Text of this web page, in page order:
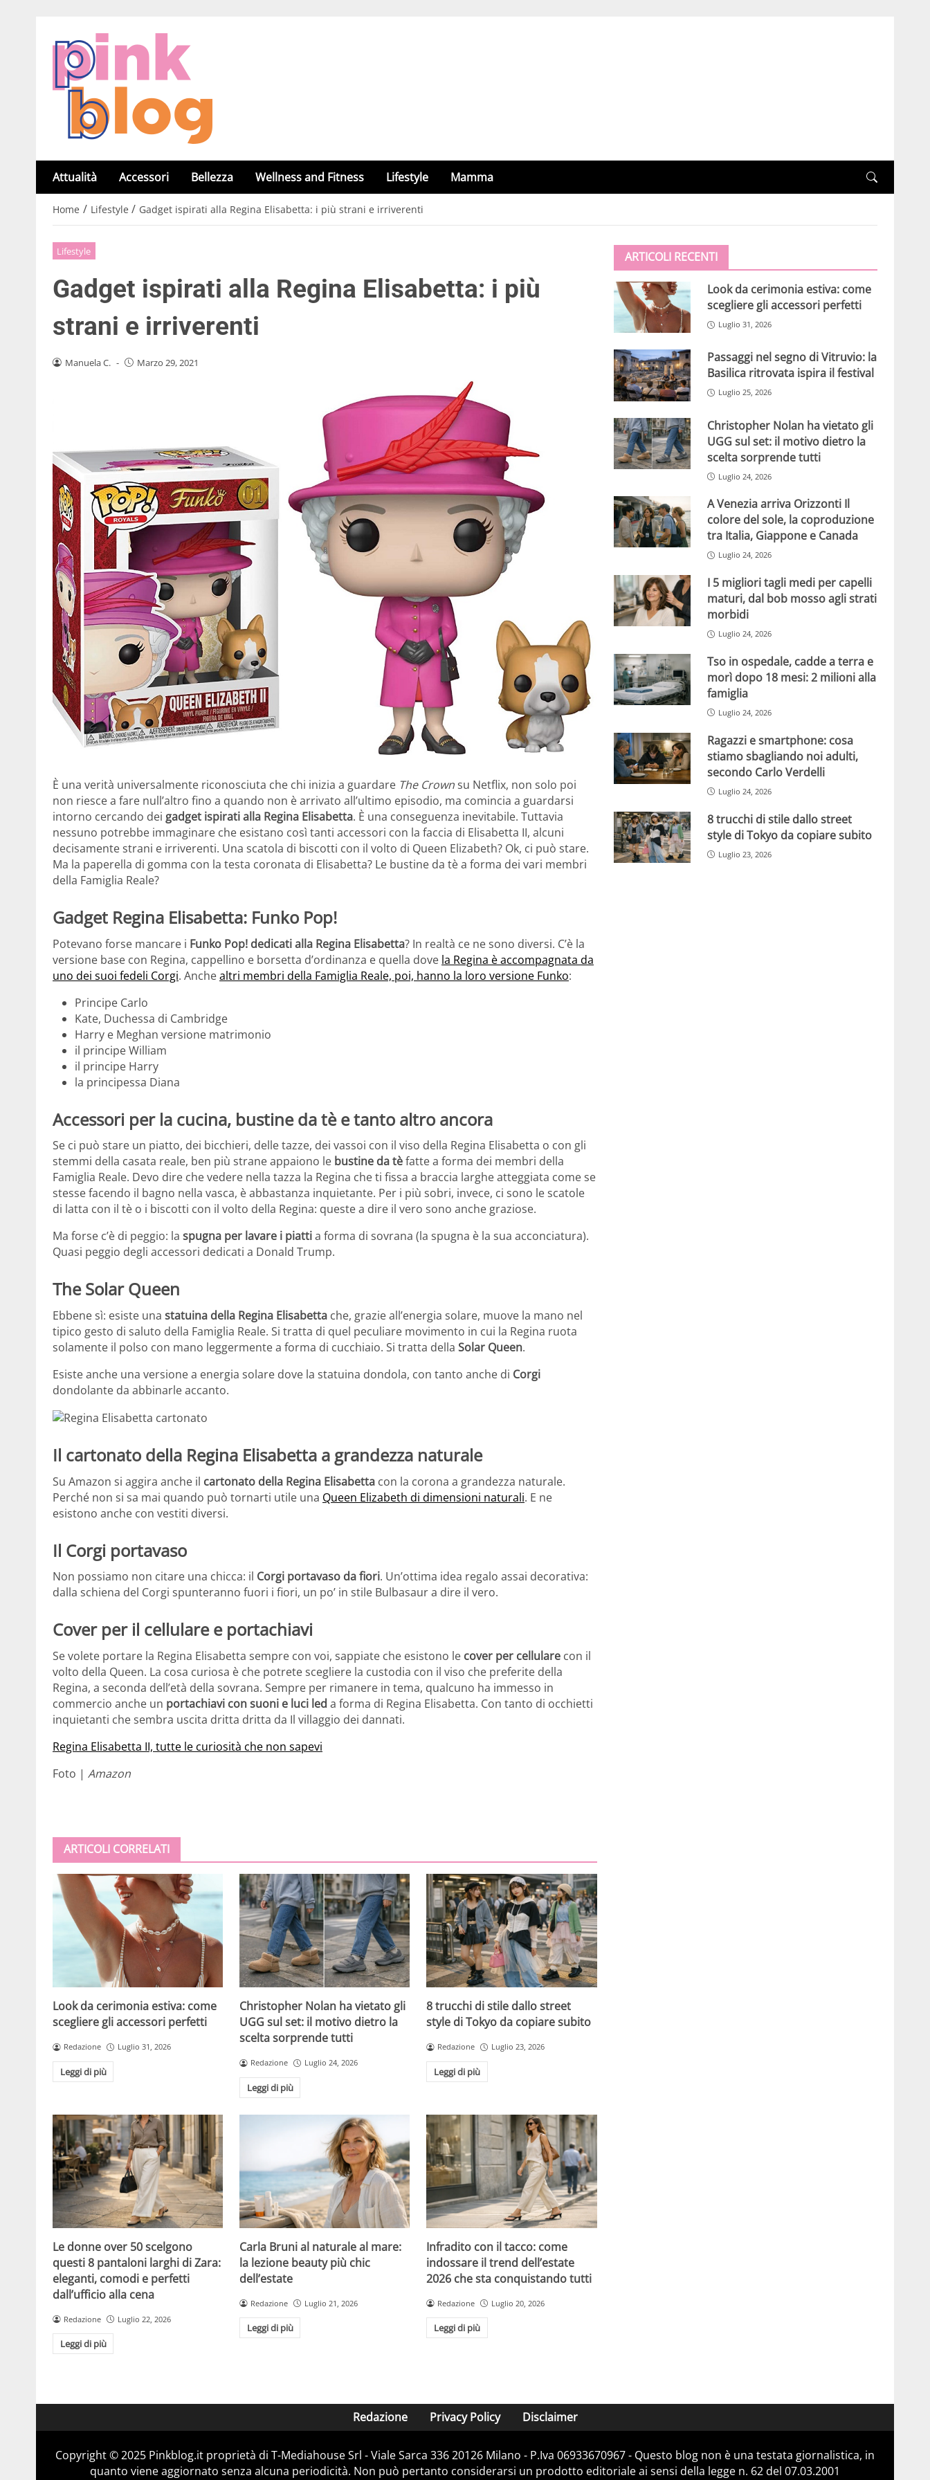
Attualità Accessori Bellezza Wellness and Fitness Lifestyle Mamma
Home / Lifestyle / Gadget ispirati alla Regina Elisabetta: i più strani e irriverenti
Lifestyle
Gadget ispirati alla Regina Elisabetta: i più
strani e irriverenti
Manuela C. - Marzo 29, 2021
È una verità universalmente riconosciuta che chi inizia a guardare The Crownsu Netflix, non solo poi
non riesce a fare null’altro fino a quando non è arrivato all’ultimo episodio, ma comincia a guardarsi
intorno cercando dei gadget ispirati alla Regina Elisabetta. È una conseguenza inevitabile. Tuttavia
nessuno potrebbe immaginare che esistano così tanti accessori con la faccia di Elisabetta II, alcuni
decisamente strani e irriverenti. Una scatola di biscotti con il volto di Queen Elizabeth? Ok, ci può stare.
Ma la paperella di gomma con la testa coronata di Elisabetta? Le bustine da tè a forma dei vari membri
della Famiglia Reale?
Gadget Regina Elisabetta: Funko Pop!
Potevano forse mancare i Funko Pop! dedicati alla Regina Elisabetta? In realtà ce ne sono diversi. C’è la
versione base con Regina, cappellino e borsetta d’ordinanza e quella dove la Regina è accompagnata da
uno dei suoi fedeli Corgi. Anchealtri membri della Famiglia Reale, poi, hanno la loro versione Funko:
Principe Carlo
Kate, Duchessa di Cambridge
Harry e Meghan versione matrimonio
il principe William
il principe Harry
la principessa Diana
Accessori per la cucina, bustine da tè e tanto altro ancora
Se ci può stare un piatto, dei bicchieri, delle tazze, dei vassoi con il viso della Regina Elisabetta o con gli
stemmi della casata reale, ben più strane appaiono le bustine da tèfatte a forma dei membri della
Famiglia Reale. Devo dire che vedere nella tazza la Regina che ti fissa a braccia larghe atteggiata come se
stesse facendo il bagno nella vasca, è abbastanza inquietante. Per i più sobri, invece, ci sono le scatole
di latta con il tè o i biscotti con il volto della Regina: queste a dire il vero sono anche graziose.
Ma forse c’è di peggio: la spugna per lavare i piattia forma di sovrana (la spugna è la sua acconciatura).
Quasi peggio degli accessori dedicati a Donald Trump.
The Solar Queen
Ebbene sì: esiste una statuina della Regina Elisabetta che, grazie all’energia solare, muove la mano nel
tipico gesto di saluto della Famiglia Reale. Si tratta di quel peculiare movimento in cui la Regina ruota
solamente il polso con mano leggermente a forma di cucchiaio. Si tratta della Solar Queen.
Esiste anche una versione a energia solare dove la statuina dondola, con tanto anche di Corgi
dondolante da abbinarle accanto.
Il cartonato della Regina Elisabetta a grandezza naturale
Su Amazon si aggira anche il cartonato della Regina Elisabetta con la corona a grandezza naturale.
Perché non si sa mai quando può tornarti utile una Queen Elizabeth di dimensioni naturali. E ne
esistono anche con vestiti diversi.
Il Corgi portavaso
Non possiamo non citare una chicca: il Corgi portavaso da fiori. Un’ottima idea regalo assai decorativa:
dalla schiena del Corgi spunteranno fuori i fiori, un po’ in stile Bulbasaur a dire il vero.
Cover per il cellulare e portachiavi
Se volete portare la Regina Elisabetta sempre con voi, sappiate che esistono le cover per cellulare con il
volto della Queen. La cosa curiosa è che potrete scegliere la custodia con il viso che preferite della
Regina, a seconda dell’età della sovrana. Sempre per rimanere in tema, qualcuno ha immesso in
commercio anche un portachiavi con suoni e luci led a forma di Regina Elisabetta. Con tanto di occhietti
inquietanti che sembra uscita dritta dritta da Il villaggio dei dannati.
Regina Elisabetta II, tutte le curiosità che non sapevi
Foto | Amazon
ARTICOLI CORRELATI
Look da cerimonia estiva: come
scegliere gli accessori perfetti
Redazione Luglio 31, 2026
Leggi di più
Christopher Nolan ha vietato gli
UGG sul set: il motivo dietro la
scelta sorprende tutti
Redazione Luglio 24, 2026
Leggi di più
8 trucchi di stile dallo street
style di Tokyo da copiare subito
Redazione Luglio 23, 2026
Leggi di più
Le donne over 50 scelgono
questi 8 pantaloni larghi di Zara:
eleganti, comodi e perfetti
dall’ufficio alla cena
Redazione Luglio 22, 2026
Leggi di più
Carla Bruni al naturale al mare:
la lezione beauty più chic
dell’estate
Redazione Luglio 21, 2026
Leggi di più
Infradito con il tacco: come
indossare il trend dell’estate
2026 che sta conquistando tutti
Redazione Luglio 20, 2026
Leggi di più
ARTICOLI RECENTI
Look da cerimonia estiva: come
scegliere gli accessori perfetti
Luglio 31, 2026
Passaggi nel segno di Vitruvio: la
Basilica ritrovata ispira il festival
Luglio 25, 2026
Christopher Nolan ha vietato gli
UGG sul set: il motivo dietro la
scelta sorprende tutti
Luglio 24, 2026
A Venezia arriva Orizzonti Il
colore del sole, la coproduzione
tra Italia, Giappone e Canada
Luglio 24, 2026
I 5 migliori tagli medi per capelli
maturi, dal bob mosso agli strati
morbidi
Luglio 24, 2026
Tso in ospedale, cadde a terra e
morì dopo 18 mesi: 2 milioni alla
famiglia
Luglio 24, 2026
Ragazzi e smartphone: cosa
stiamo sbagliando noi adulti,
secondo Carlo Verdelli
Luglio 24, 2026
8 trucchi di stile dallo street
style di Tokyo da copiare subito
Luglio 23, 2026
Redazione Privacy Policy Disclaimer
Copyright © 2025 Pinkblog.it proprietà di T-Mediahouse Srl - Viale Sarca 336 20126 Milano - P.Iva 06933670967 - Questo blog non è una testata giornalistica, in
quanto viene aggiornato senza alcuna periodicità. Non può pertanto considerarsi un prodotto editoriale ai sensi della legge n. 62 del 07.03.2001